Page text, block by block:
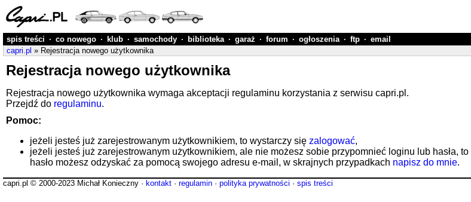
spis treści · co nowego · klub · samochody · biblioteka · garaż · forum · ogłoszenia · ftp · email
capri.pl » Rejestracja nowego użytkownika
Rejestracja nowego użytkownika
Rejestracja nowego użytkownika wymaga akceptacji regulaminu korzystania z serwisu capri.pl.
Przejdź do regulaminu.
Pomoc:
jeżeli jesteś już zarejestrowanym użytkownikiem, to wystarczy się zalogować,
jeżeli jesteś już zarejestrowanym użytkownikiem, ale nie możesz sobie przypomnieć loginu lub hasła, to
hasło możesz odzyskać za pomocą swojego adresu e-mail, w skrajnych przypadkach napisz do mnie.
capri.pl © 2000-2023 Michał Konieczny · kontakt · regulamin · polityka prywatności · spis treści